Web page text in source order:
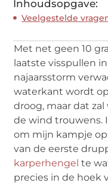
Inhoudsopgave:
Veelgestelde
Met net geen 10
laatste visspullen
najaarsstorm
waterkant wordt
droog, maar dat
de wind trouwens.
om mijn kampje
van de eerste
karperhengel te
precies in de hoek